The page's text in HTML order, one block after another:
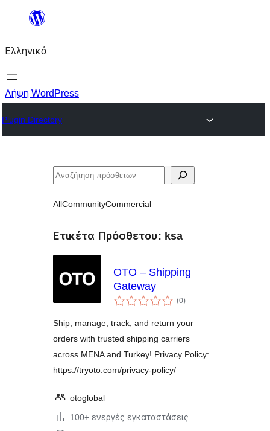
Μετάβαση
περιεχόμενο
Ελληνικά
Λήψη WordPress
Plugin Directory
Αναζήτηση
AllCommunityCommercial
Ετικέτα Πρόσθετου: ksa
OTO – Shipping
Gateway
(0αξιολογήσεις
σύνολο
)
Ship, manage, track, and return your
orders with trusted shipping carriers
across MENA and Turkey! Privacy Policy:
https://tryoto.com/privacy-policy/
otoglobal
100+ ενεργές εγκαταστάσεις